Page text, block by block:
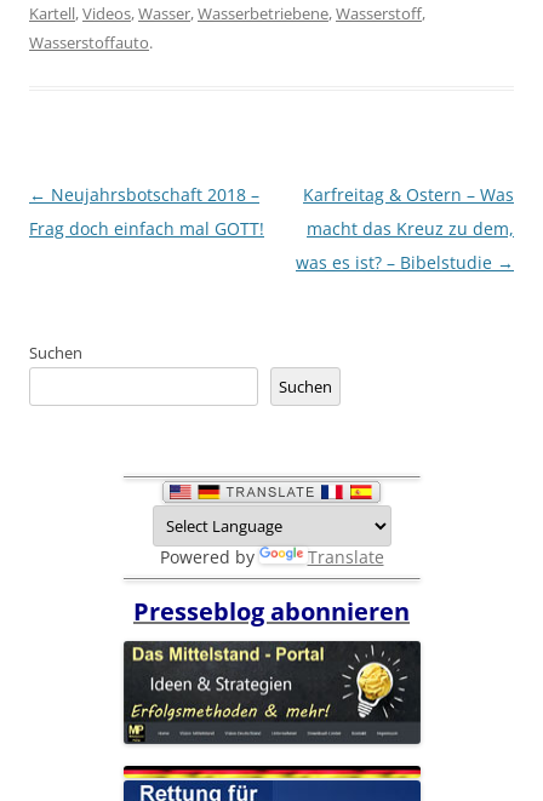
Kartell,Videos,Wasser,Wasserbetriebene,Wasserstoff,
Wasserstoffauto.
Beitragsnavigation
← Neujahrsbotschaft 2018 –
Frag doch einfach mal GOTT!
Karfreitag & Ostern – Was
macht das Kreuz zu dem,
was es ist? – Bibelstudie →
Suchen
Suchen
Powered by Translate
Presseblog abonnieren